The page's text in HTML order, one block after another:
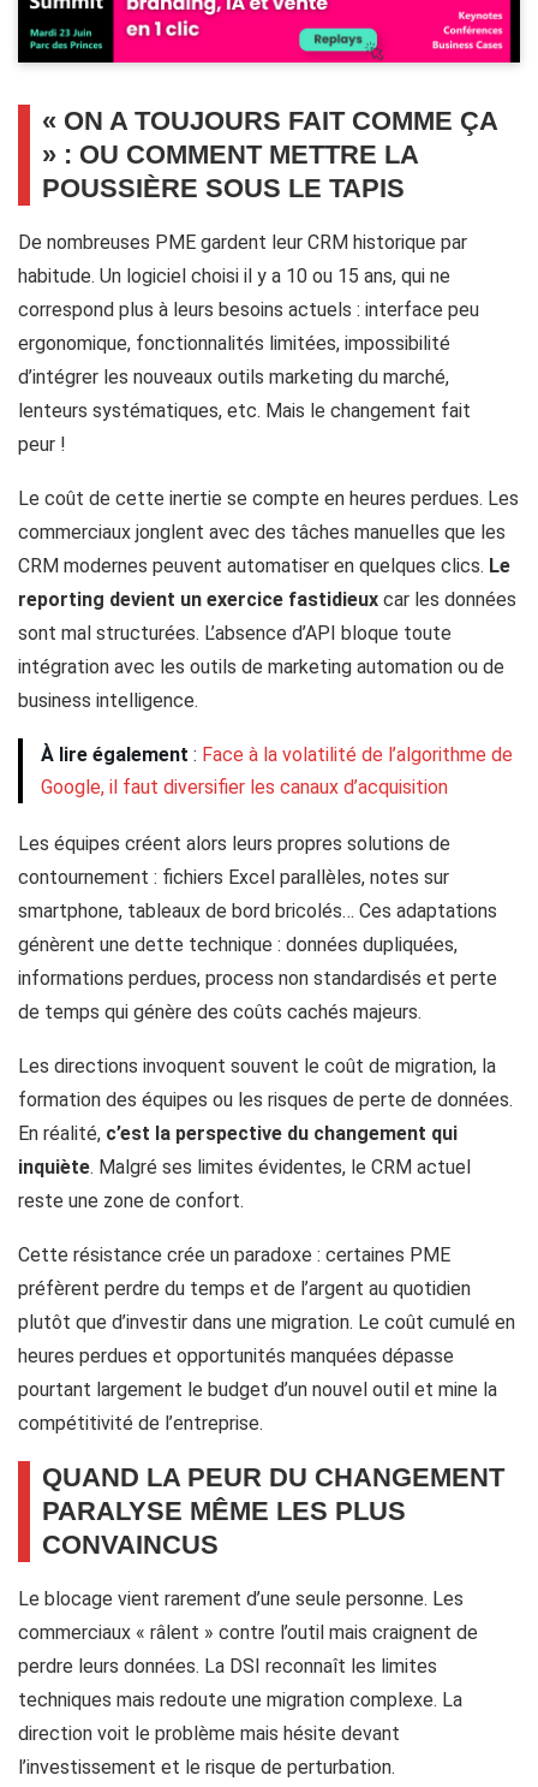
« ON A TOUJOURS FAIT COMME ÇA
» : OU COMMENT METTRE LA
POUSSIÈRE SOUS LE TAPIS
De nombreuses PME gardent leur CRM historique par
habitude. Un logiciel choisi il y a 10 ou 15 ans, qui ne
correspond plus à leurs besoins actuels : interface peu
ergonomique, fonctionnalités limitées, impossibilité
d’intégrer les nouveaux outils marketing du marché,
lenteurs systématiques, etc. Mais le changement fait
peur !
Le coût de cette inertie se compte en heures perdues. Les
commerciaux jonglent avec des tâches manuelles que les
CRM modernes peuvent automatiser en quelques clics. Le
reporting devient un exercice fastidieux car les données
sont mal structurées. L’absence d’API bloque toute
intégration avec les outils de marketing automation ou de
business intelligence.
À lire également : Face à la volatilité de l’algorithme de
Google, il faut diversifier les canaux d’acquisition
Les équipes créent alors leurs propres solutions de
contournement : fichiers Excel parallèles, notes sur
smartphone, tableaux de bord bricolés… Ces adaptations
génèrent une dette technique : données dupliquées,
informations perdues, process non standardisés et perte
de temps qui génère des coûts cachés majeurs.
Les directions invoquent souvent le coût de migration, la
formation des équipes ou les risques de perte de données.
En réalité, c’est la perspective du changement qui
inquiète. Malgré ses limites évidentes, le CRM actuel
reste une zone de confort.
Cette résistance crée un paradoxe : certaines PME
préfèrent perdre du temps et de l’argent au quotidien
plutôt que d’investir dans une migration. Le coût cumulé en
heures perdues et opportunités manquées dépasse
pourtant largement le budget d’un nouvel outil et mine la
compétitivité de l’entreprise.
QUAND LA PEUR DU CHANGEMENT
PARALYSE MÊME LES PLUS
CONVAINCUS
Le blocage vient rarement d’une seule personne. Les
commerciaux « râlent » contre l’outil mais craignent de
perdre leurs données. La DSI reconnaît les limites
techniques mais redoute une migration complexe. La
direction voit le problème mais hésite devant
l’investissement et le risque de perturbation.